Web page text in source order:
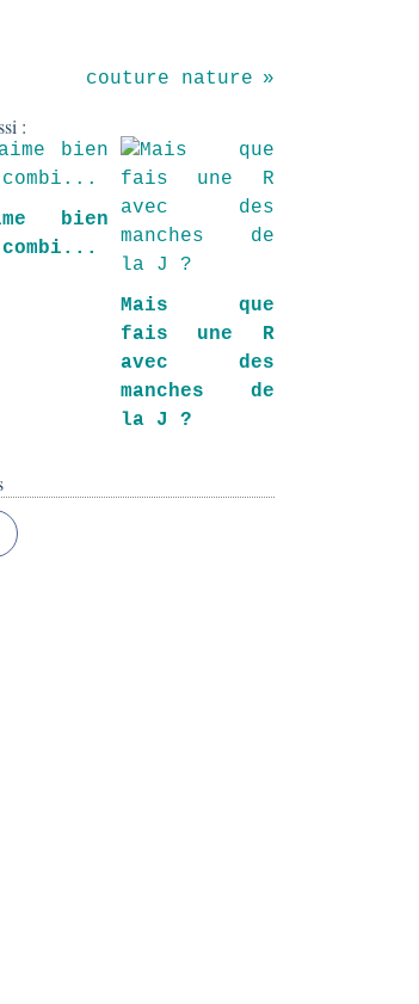
couture nature
:
bien
Mais que
fais une R
avec des
manches de
la J ?